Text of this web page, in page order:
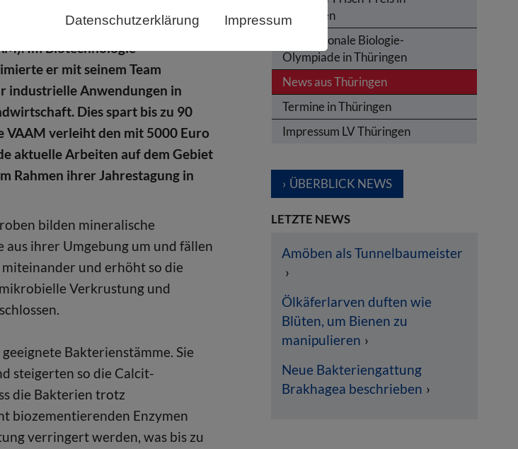
Datenschutzerklärung Impressum
für Allgemeine und
Im Biotechnologie-
er mit seinem Team
industrielle Anwendungen in
Dies spart bis zu 90
VAAM verleiht den mit 5000 Euro
aktuelle Arbeiten auf dem Gebiet
Rahmen ihrer Jahrestagung in
bilden mineralische
aus ihrer Umgebung um und fällen
und erhöht so die
Verkrustung und
Bakterienstämme. Sie
steigerten so die Calcit-
die Bakterien trotz
biozementierenden Enzymen
verringert werden, was bis zu
Thüringen
Internationale Biologie-
Olympiade in Thüringen
News aus Thüringen
Termine in Thüringen
Impressum LV Thüringen
ÜBERBLICK NEWS
LETZTE NEWS
Amöben als Tunnelbaumeister
Ölkäferlarven duften wie
Blüten, um Bienen zu
manipulieren
Neue Bakteriengattung
Brakhagea beschrieben